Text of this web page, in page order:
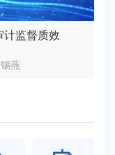
计监督质效
燕